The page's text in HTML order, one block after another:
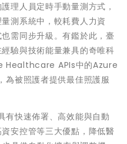
理人員定時手動量測方式，
測系統中，較耗費人力資
需同步升級。有鑑於此，臺
驗與技術能量兼具的奇唯科
Healthcare APIs中的Azure
被照護者提供最佳照護服
有快速佈署、高效能與自動
安控管等三大優點，降低醫